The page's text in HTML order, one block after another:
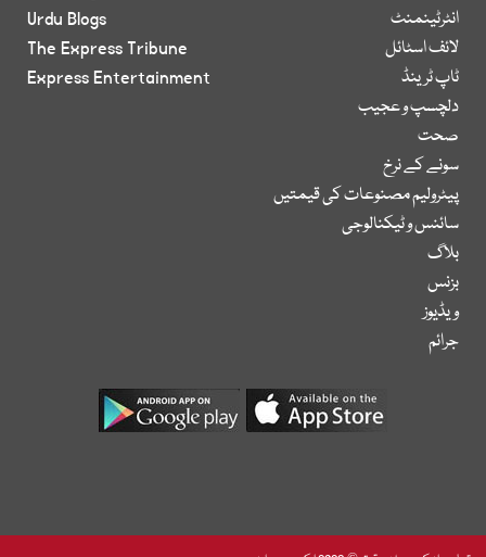
انٹرٹینمنٹ
لائف اسٹائل
ٹاپ ٹرینڈ
دلچسپ و عجیب
صحت
سونے کے نرخ
پیٹرولیم مصنوعات کی قیمتیں
سائنس و ٹیکنالوجی
بلاگ
بزنس
ویڈیوز
جرائم
Urdu Blogs
The Express Tribune
Express Entertainment